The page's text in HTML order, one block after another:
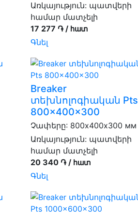
Առկայություն: պատվերի
համար մատչելի
17 277 ֏ / հատ
Գնել
Breaker
տեխնոլոգիական Pts
800x400x300
Չափերը: 800х400х300 мм
Առկայություն: պատվերի
համար մատչելի
20 340 ֏ / հատ
Գնել